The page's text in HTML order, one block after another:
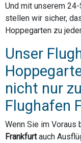
Und mit unserem
stellen wir sicher,
Hoppegarten zu
Unser
nicht nur
Flughafen
Wenn Sie im Voraus
Frankfurtauch